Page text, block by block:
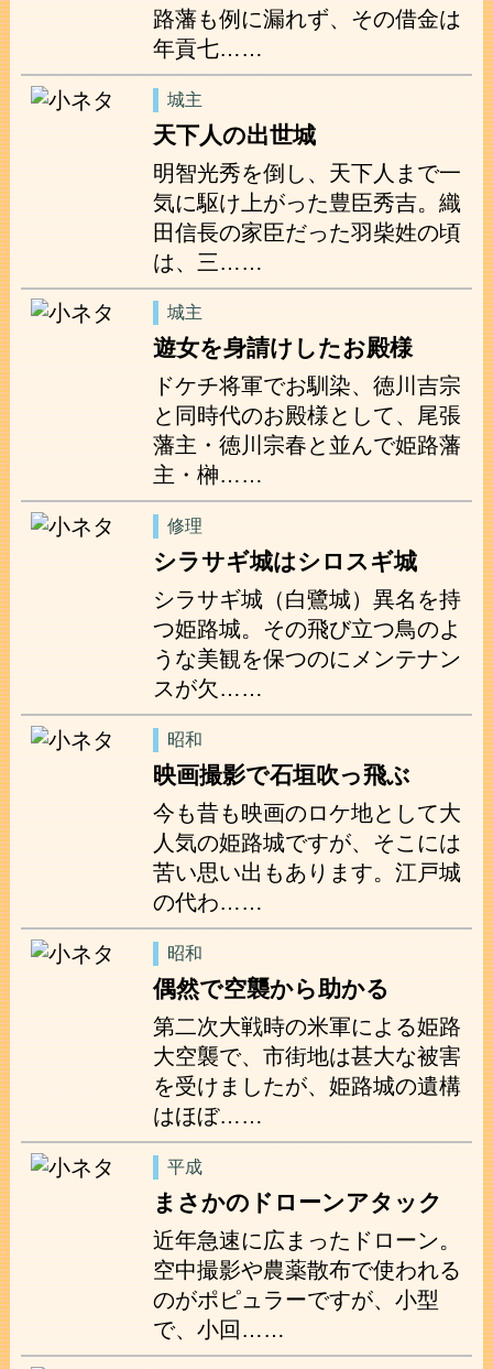
路藩も例に漏れず、その借金は
年貢七……
城主
天下人の出世城
明智光秀を倒し、天下人まで一
気に駆け上がった豊臣秀吉。織
田信長の家臣だった羽柴姓の頃
は、三……
城主
遊女を身請けしたお殿様
ドケチ将軍でお馴染、徳川吉宗
と同時代のお殿様として、尾張
藩主・徳川宗春と並んで姫路藩
主・榊……
修理
シラサギ城はシロスギ城
シラサギ城（白鷺城）異名を持
つ姫路城。その飛び立つ鳥のよ
うな美観を保つのにメンテナン
スが欠……
昭和
映画撮影で石垣吹っ飛ぶ
今も昔も映画のロケ地として大
人気の姫路城ですが、そこには
苦い思い出もあります。江戸城
の代わ……
昭和
偶然で空襲から助かる
第二次大戦時の米軍による姫路
大空襲で、市街地は甚大な被害
を受けましたが、姫路城の遺構
はほぼ……
平成
まさかのドローンアタック
近年急速に広まったドローン。
空中撮影や農薬散布で使われる
のがポピュラーですが、小型
で、小回……